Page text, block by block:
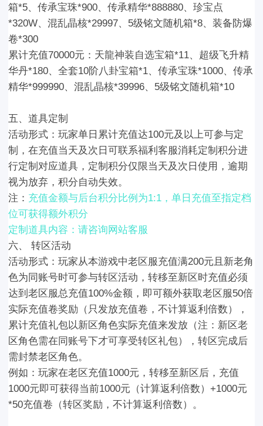
箱*5、传承宝珠*900、传承精华*888880、珍宝点
*320W、混乱晶核*29997、5级铭文随机箱*8、装备防爆
卷*300
累计充值70000元： 天龍神装自选宝箱*11、超级飞升精
华丹*180、全套10阶八卦宝箱*1、传承宝珠*1000、传承
精华*999990、混乱晶核*39996、5级铭文随机箱*10
五、道具定制
活动形式：玩家单日累计充值达100元及以上可参与定
制，在充值当天及次日可联系福利客服消耗定制积分进
行定制对应道具，定制积分仅限当天及次日使用，逾期
视为放弃，积分自动失效。
注： 充值金额与后台积分比例为1:1 ，单日充值至指定档
位可获得额外积分
定制道具内容：请咨询网站客服
六、 转区活动
活动形式：玩家从本游戏中老区服充值满200元 且新老角
色为同账号时可参与转区活动，转移至新区时充值必须
达到老区服总充值100%金额，即可额外获取老区服50倍
实际充值卷奖励（只发放充值卷，不计算返利倍数），
累计充值礼包以新区角色实际充值来发放（注：新区老
区角色需在同账号下才可享受转区礼包），转区完成后
需封禁老区角色。
例如：玩家在老区充值1000元，转移至新区后，充值
1000元即可获得当前1000元（计算返利倍数）+1000元
*50充值卷 （转区奖励，不计算返利倍数）。